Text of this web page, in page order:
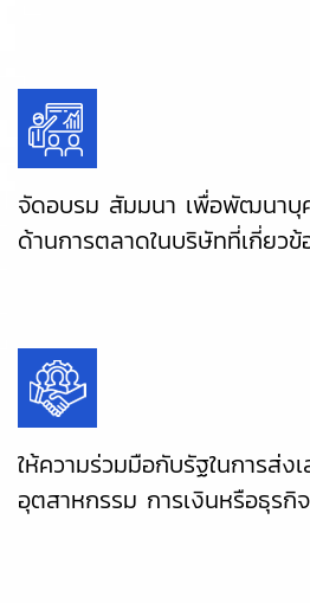
จัดอบรม สัมมนา เพื่อพัฒนาบุ
ด้านการตลาดในบริษัทที่เกี่ยว
ให้ความร่วมมือกับรัฐในการส่ง
อุตสาหกรรม การเงินหรือธุรกิ